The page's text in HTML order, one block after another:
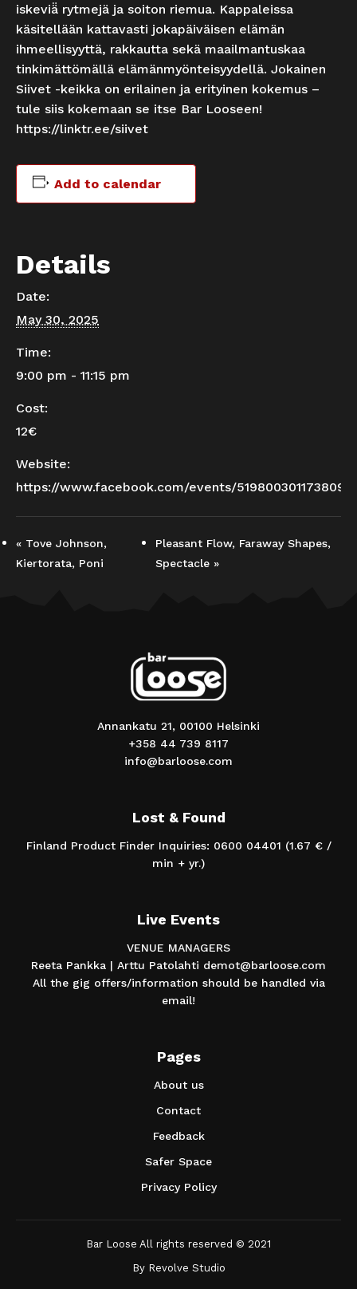
iskeviä̈ rytmejä ja soiton riemua. Kappaleissa
käsitellään kattavasti jokapäiväisen elämän
ihmeellisyyttä, rakkautta sekä maailmantuskaa
tinkimättömällä elämänmyönteisyydellä. Jokainen
Siivet -keikka on erilainen ja erityinen kokemus –
tule siis kokemaan se itse Bar Looseen!
https://linktr.ee/siivet
Add to calendar
Details
Date:
May 30, 2025
Time:
9:00 pm - 11:15 pm
Cost:
12€
Website:
https://www.facebook.com/events/519800301173809/
« Tove Johnson,
Kiertorata, Poni
Pleasant Flow, Faraway Shapes,
Spectacle »
Annankatu 21, 00100 Helsinki
+358 44 739 8117
info@barloose.com
Lost & Found
Finland Product Finder Inquiries: 0600 04401 (1.67 € /
min + yr.)
Live Events
VENUE MANAGERS
Reeta Pankka | Arttu Patolahti demot@barloose.com
All the gig offers/information should be handled via
email!
Pages
About us
Contact
Feedback
Safer Space
Privacy Policy
Bar Loose All rights reserved © 2021
By Revolve Studio